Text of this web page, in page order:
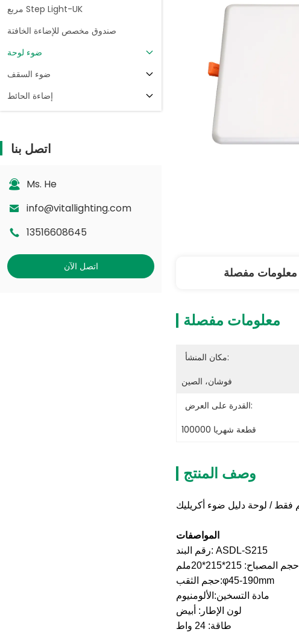
مربع Step Light-UK
صندوق مخصص للإضاءة الخافتة
ضوء لوحة
ضوء السقف
إضاءة الحائط
اتصل بنا
Ms. He
info@vitallighting.com
13516608645
اتصل الآن معلومات مفصلة
معلومات مفصلة
مكان المنشأ:
فوشان، الصين
القدرة على العرض:
100000 قطعة شهريا
وصف المنتج
المواصفات
رقم البند: ASDL-S215
حجم المصباح: 215*215*20ملم
حجم الثقب:φ45-190mm
مادة التسخين:الألومنيوم
لون الإطار: أبيض
طاقة: 24 واط